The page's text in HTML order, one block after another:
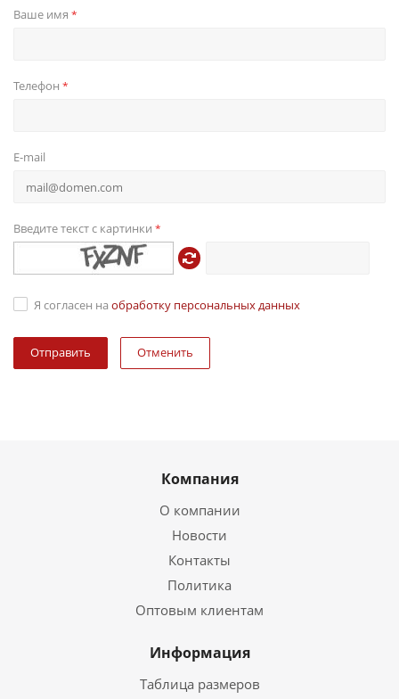
Ваше имя *
Телефон *
E-mail
Введите текст с картинки *
Я согласен на обработку персональных данных
Отменить
Компания
О компании
Новости
Контакты
Политика
Оптовым клиентам
Информация
Таблица размеров